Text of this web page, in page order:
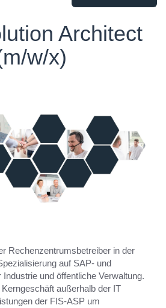
Architect
w/x)
Rechenzentrumsbetreiber in der
auf SAP- und
und öffentliche Verwaltung.
außerhalb der IT
der FIS-ASP um